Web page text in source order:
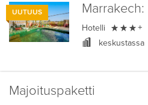
UUTUUS Marrakech:
Hotelli  +
keskustassa
Majoituspaketti